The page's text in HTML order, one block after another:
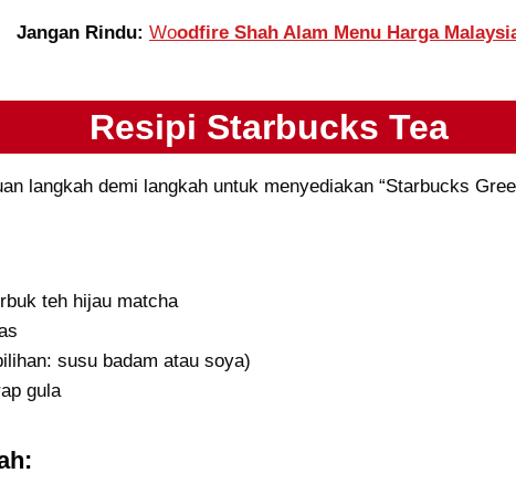
Jangan Rindu: Woodfire Shah Alam Menu Harga
Resipi Starbucks Tea
langkah demi langkah untuk menyediakan “Starbucks
teh hijau matcha
susu badam atau soya)
gula